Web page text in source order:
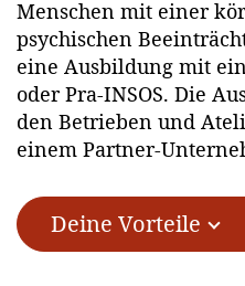
Menschen mit einer
psychischen
eine Ausbildung mit
oder Pra-INSOS. Die
den Betrieben und
einem Partner-
Deine Vorteile